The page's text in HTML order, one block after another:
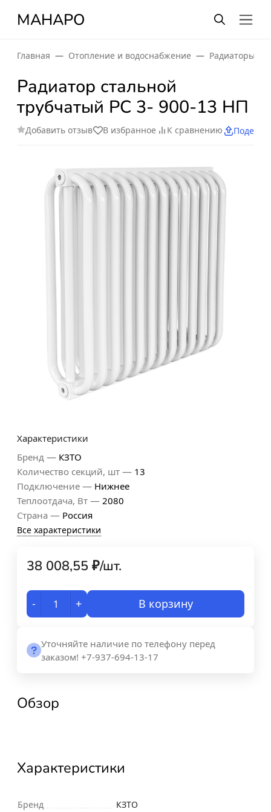
МАНАРО
Главная Отопление и водоснабжение Радиаторы
Радиатор стальной
трубчатый РС 3- 900-13 НП
Добавить отзыв В избранное К сравнению
Характеристики
Бренд — КЗТО
Количество секций, шт — 13
Подключение — Нижнее
Теплоотдача, Вт — 2080
Страна — Россия
Все характеристики
38 008,55 ₽/шт.
- + В корзину
Уточняйте наличие по телефону перед
заказом! +7-937-694-13-17
Обзор
Характеристики
Бренд
КЗТО